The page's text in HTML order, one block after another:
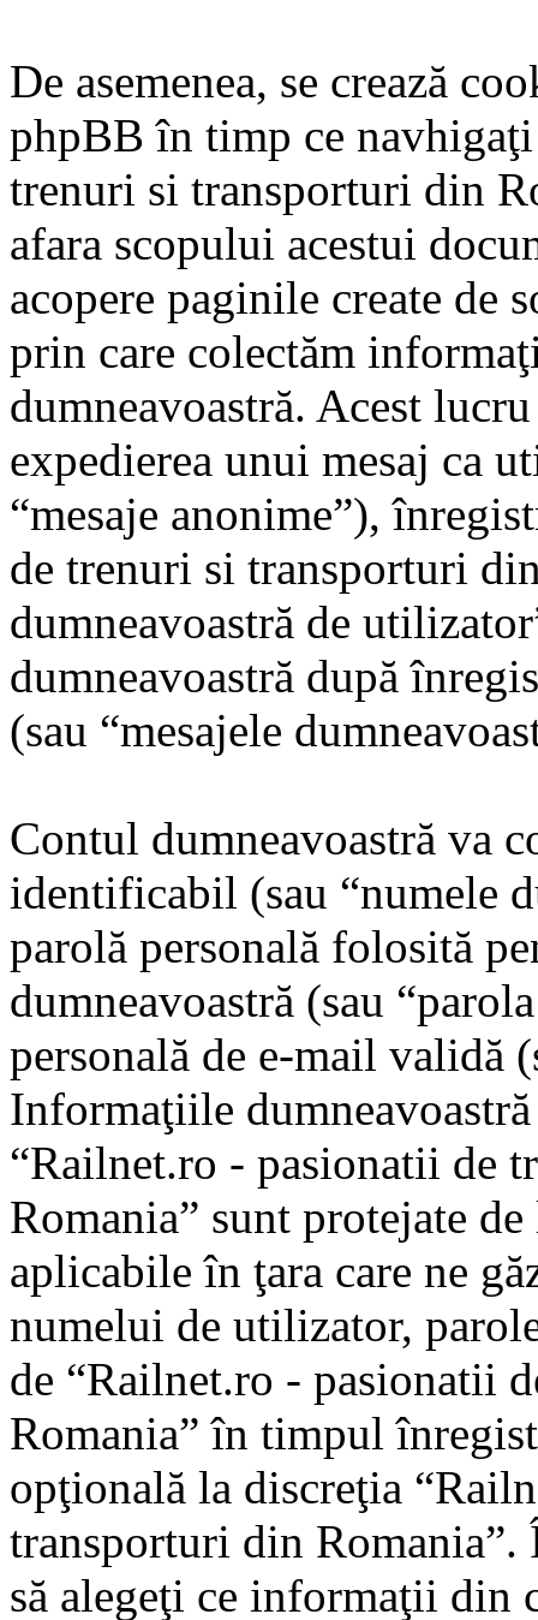
De asemenea, se crează
phpBB în timp ce
trenuri si transporturi din
afara scopului acestui
acopere paginile create de
prin care colectăm
dumneavoastră. Acest
expedierea unui mesaj ca
“mesaje anonime”),
de trenuri si transporturi
dumneavoastră de
dumneavoastră după
(sau “mesajele
Contul dumneavoastră va
identificabil (sau “numele
parolă personală folosită
dumneavoastră (sau
personală de e-mail validă
Informaţiile
“Railnet.ro - pasionatii de
Romania” sunt protejate
aplicabile în ţara care ne
numelui de utilizator,
de “Railnet.ro - pasionatii
Romania” în timpul
opţională la discreţia
transporturi din Romania”.
să alegeţi ce informaţii din